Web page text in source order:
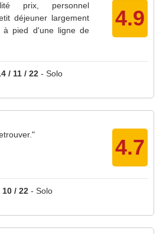
prix, personnel
déjeuner largement
à pied d'une ligne de
4.9
/ 11 / 22 - Solo
4.7
10 / 22 - Solo